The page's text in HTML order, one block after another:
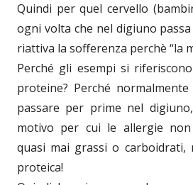
Quindi per quel cervello
ogni volta che nel digiuno
riattiva la sofferenza perchè “la
Perché gli esempi si
proteine? Perché
passare per prime nel
motivo per cui le allergie
quasi mai grassi o carboidrati,
proteica!